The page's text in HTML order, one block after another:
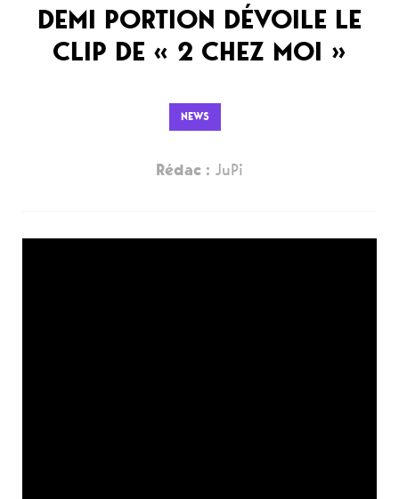
Sorties
DEMI PORTION DÉVOILE LE
CLIP DE « 2 CHEZ MOI »
NEWS
Rédac : JuPi